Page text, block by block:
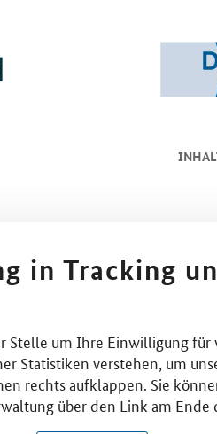
in Tracking
Stelle um Ihre Einwilligung
Statistiken verstehen, um
rechts aufklappen. Sie
über den Link am Ende